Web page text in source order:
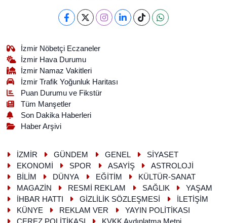
İzmir Nöbetçi Eczaneler
İzmir Hava Durumu
İzmir Namaz Vakitleri
İzmir Trafik Yoğunluk Haritası
Puan Durumu ve Fikstür
Tüm Manşetler
Son Dakika Haberleri
Haber Arşivi
İZMİR GÜNDEM GENEL
SİYASET
EKONOMİ
SPOR ASAYİŞ
ASTROLOJİ
BİLİM
DÜNYA EĞİTİM
KÜLTÜR-SANAT
MAGAZİN
RESMİ REKLAM SAĞLIK
YAŞAM
İHBAR HATTI
GİZLİLİK SÖZLEŞMESİ
İLETİŞİM
KÜNYE
REKLAM VER
YAYIN POLİTİKASI